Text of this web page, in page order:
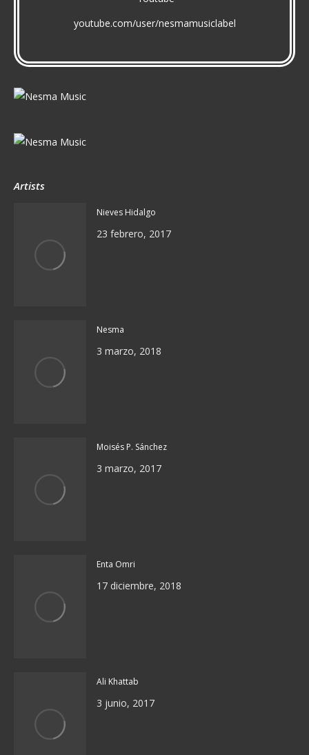
youtube.com/user/nesmamusiclabel
Artists
Nieves Hidalgo
23 febrero, 2017
Nesma
3 marzo, 2018
Moisés P. Sánchez
3 marzo, 2017
Enta Omri
17 diciembre, 2018
Ali Khattab
3 junio, 2017